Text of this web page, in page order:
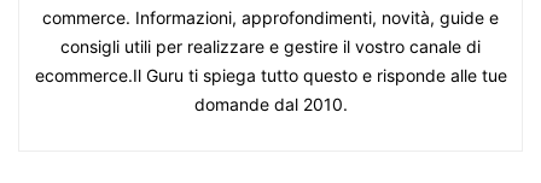
commerce. Informazioni, approfondimenti, novità, guide e
consigli utili per realizzare e gestire il vostro canale di
ecommerce.Il Guru ti spiega tutto questo e risponde alle tue
domande dal 2010.